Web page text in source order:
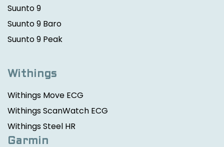
Suunto 9
Suunto 9 Baro
Suunto 9 Peak
Withings
Withings Move ECG
Withings ScanWatch ECG
Withings Steel HR
Garmin